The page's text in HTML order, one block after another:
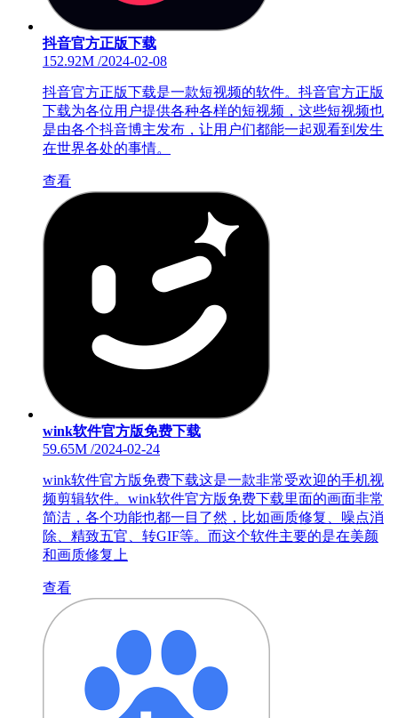
抖音官方正版下载
152.92M /2024-02-08
抖音官方正版下载是一款短视频的软件。抖音官方正版
下载为各位用户提供各种各样的短视频，这些短视频也
是由各个抖音博主发布，让用户们都能一起观看到发生
在世界各处的事情。
查看
wink软件官方版免费下载
59.65M /2024-02-24
wink软件官方版免费下载这是一款非常受欢迎的手机视
频剪辑软件。wink软件官方版免费下载里面的画面非常
简洁，各个功能也都一目了然，比如画质修复、噪点消
除、精致五官、转GIF等。而这个软件主要的是在美颜
和画质修复上
查看